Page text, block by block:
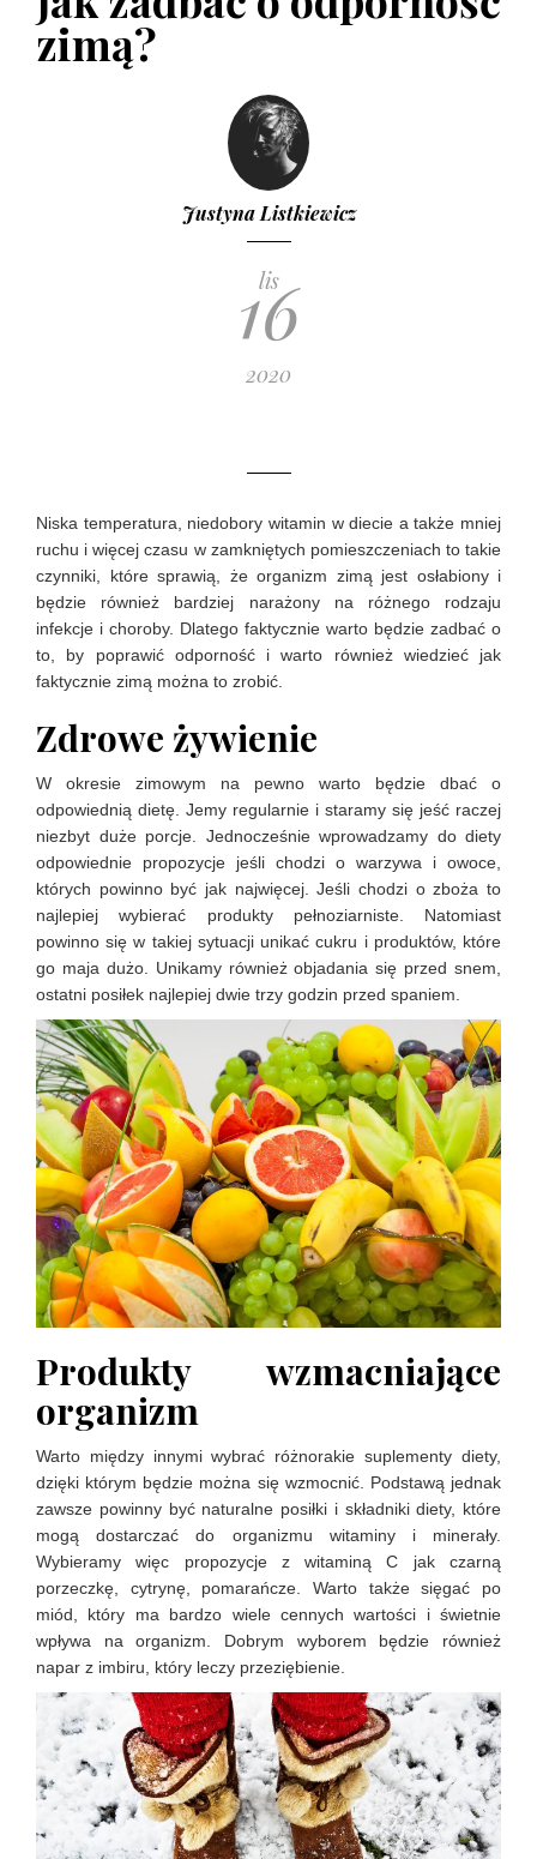
zimą?
Justyna Listkiewicz
lis
16
2020
Niska temperatura, niedobory witamin w diecie a także mniej
ruchu i więcej czasu w zamkniętych pomieszczeniach to takie
czynniki, które sprawią, że organizm zimą jest osłabiony i
będzie również bardziej narażony na różnego rodzaju
infekcje i choroby. Dlatego faktycznie warto będzie zadbać o
to, by poprawić odporność i warto również wiedzieć jak
faktycznie zimą można to zrobić.
Zdrowe żywienie
W okresie zimowym na pewno warto będzie dbać o
odpowiednią dietę. Jemy regularnie i staramy się jeść raczej
niezbyt duże porcje. Jednocześnie wprowadzamy do diety
odpowiednie propozycje jeśli chodzi o warzywa i owoce,
których powinno być jak najwięcej. Jeśli chodzi o zboża to
najlepiej wybierać produkty pełnoziarniste. Natomiast
powinno się w takiej sytuacji unikać cukru i produktów, które
go maja dużo. Unikamy również objadania się przed snem,
ostatni posiłek najlepiej dwie trzy godzin przed spaniem.
Produkty wzmacniające
organizm
Warto między innymi wybrać różnorakie suplementy diety,
dzięki którym będzie można się wzmocnić. Podstawą jednak
zawsze powinny być naturalne posiłki i składniki diety, które
mogą dostarczać do organizmu witaminy i minerały.
Wybieramy więc propozycje z witaminą C jak czarną
porzeczkę, cytrynę, pomarańcze. Warto także sięgać po
miód, który ma bardzo wiele cennych wartości i świetnie
wpływa na organizm. Dobrym wyborem będzie również
napar z imbiru, który leczy przeziębienie.